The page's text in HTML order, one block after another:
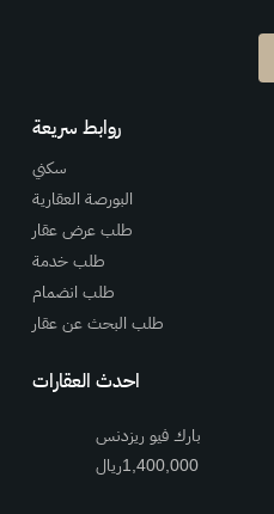
روابط سريعة
سكني
البورصة العقارية
طلب عرض عقار
طلب خدمة
طلب انضمام
طلب البحث عن عقار
احدث العقارات
بارك فيو ريزدنس
1,400,000ريال